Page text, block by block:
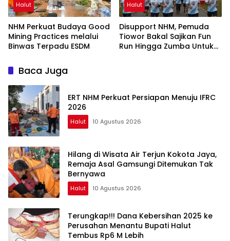
Halut
NHM Perkuat Budaya Good
Mining Practices melalui
Binwas Terpadu ESDM
Halut
Disupport NHM, Pemuda
Tiowor Bakal Sajikan Fun
Run Hingga Zumba Untuk
Baca Juga
ERT NHM Perkuat Persiapan Menuju IFRC
2026
Halut 10 Agustus 2026
Hilang di Wisata Air Terjun Kokota Jaya,
Remaja Asal Gamsungi Ditemukan Tak
Bernyawa
Halut 10 Agustus 2026
Terungkap!!! Dana Kebersihan 2025 ke
Perusahan Menantu Bupati Halut
Tembus Rp6 M Lebih